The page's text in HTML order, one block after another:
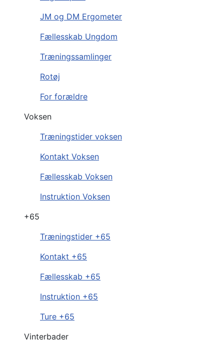
JM og DM Ergometer
Fællesskab Ungdom
Træningssamlinger
Rotøj
For forældre
Voksen
Træningstider voksen
Kontakt Voksen
Fællesskab Voksen
Instruktion Voksen
+65
Træningstider +65
Kontakt +65
Fællesskab +65
Instruktion +65
Ture +65
Vinterbader